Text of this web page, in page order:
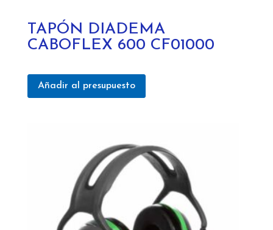
TAPÓN DIADEMA
CABOFLEX 600 CF01000
Añadir al presupuesto